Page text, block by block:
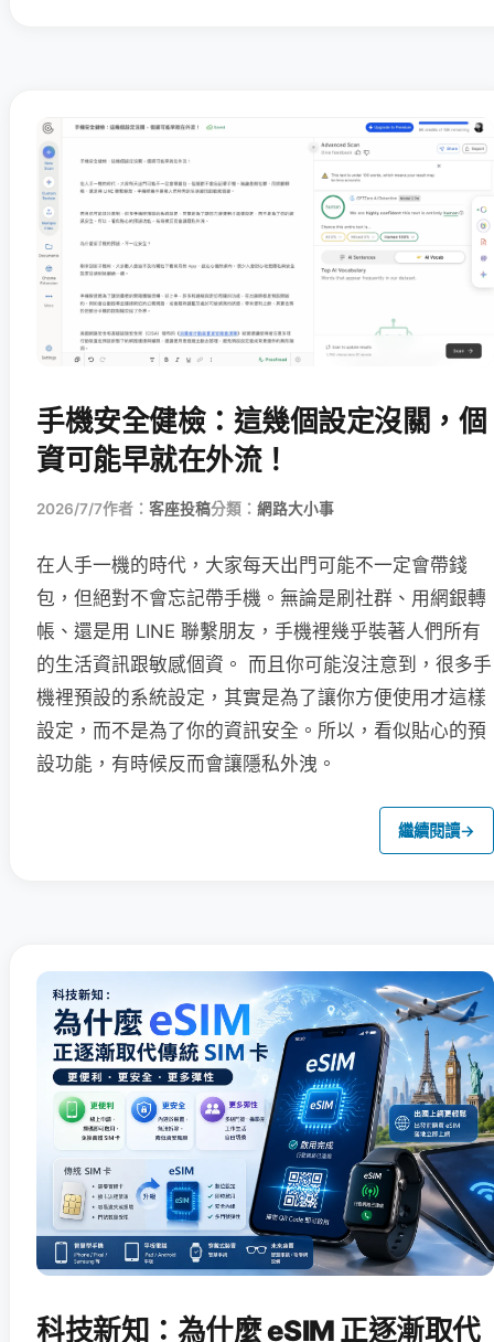
手機安全健檢：這幾個設定沒關，個
資可能早就在外流！
2026/7/7作者： 客座投稿分類： 網路大小事
在人手一機的時代，大家每天出門可能不一定會帶錢
包，但絕對不會忘記帶手機。無論是刷社群、用網銀轉
帳、還是用 LINE 聯繫朋友，手機裡幾乎裝著人們所有
的生活資訊跟敏感個資。 而且你可能沒注意到，很多手
機裡預設的系統設定，其實是為了讓你方便使用才這樣
設定，而不是為了你的資訊安全。所以，看似貼心的預
設功能，有時候反而會讓隱私外洩。
繼續閱讀→
科技新知：為什麼 eSIM 正逐漸取代